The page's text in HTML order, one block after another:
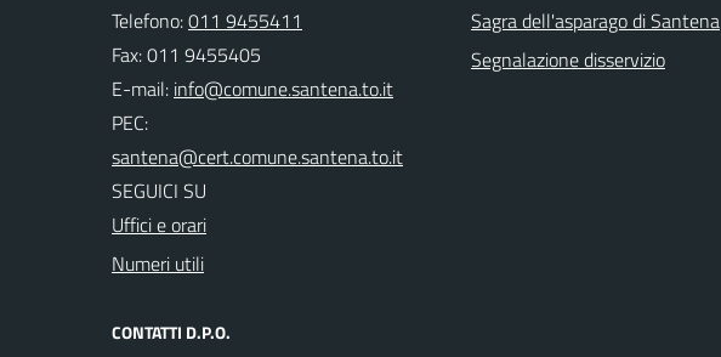
Telefono:011 9455411
Fax: 011 9455405
E-mail:
PEC:
SEGUICI SU
Uffici e orari
Numeri utili
CONTATTI D.P.O.
Sagra dell'asparago di Santena
Segnalazione disservizio